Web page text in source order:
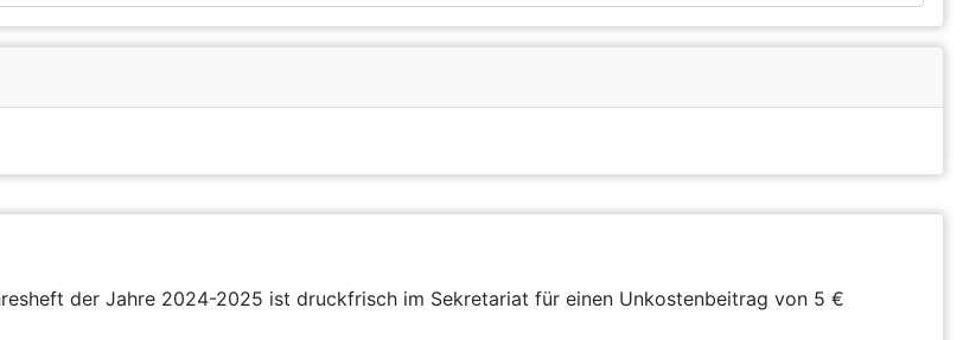
der Jahre 2024-2025 ist druckfrisch im Sekretariat für einen Unkostenbeitrag von 5 €